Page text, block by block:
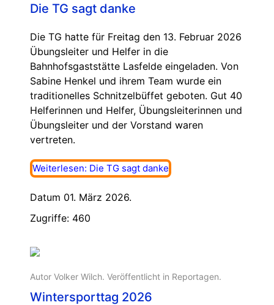
Die TG sagt danke
Die TG hatte für Freitag den 13. Februar 2026
Übungsleiter und Helfer in die
Bahnhofsgaststätte Lasfelde eingeladen. Von
Sabine Henkel und ihrem Team wurde ein
traditionelles Schnitzelbüffet geboten. Gut 40
Helferinnen und Helfer, Übungsleiterinnen und
Übungsleiter und der Vorstand waren
vertreten.
Weiterlesen: Die TG sagt danke
Datum 01. März 2026.
Zugriffe: 460
Autor Volker Wilch. Veröffentlicht in Reportagen.
Wintersporttag 2026